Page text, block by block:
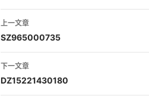
文
章
导
航
上一文章
SZ965000735
下一文章
DZ15221430180